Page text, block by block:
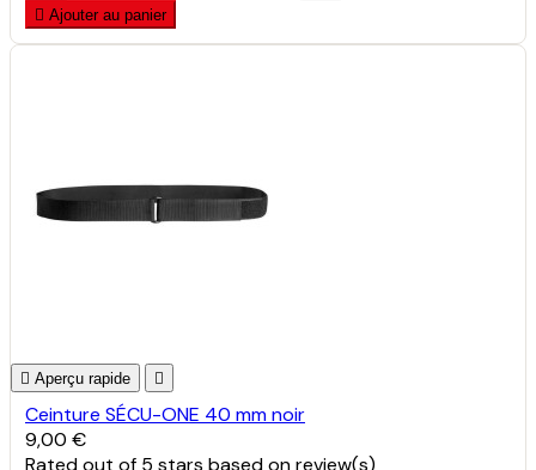
 Ajouter au panier
 Aperçu rapide 
Ceinture SÉCU-ONE 40 mm noir
9,00 €
Ratedout of 5 stars based onreview(s)